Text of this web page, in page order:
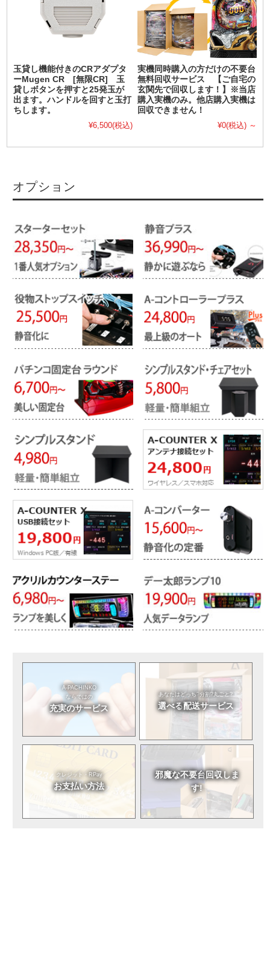
玉貸し機能付きのCRアダプタ
ーMugen CR [無限CR] 玉
貸しボタンを押すと25発玉が
出ます。ハンドルを回すと玉打
ちします。
¥6,500(税込)
実機同時購入の方だけの不要台
無料回収サービス 【ご自宅の
玄関先で回収します！】※当店
購入実機のみ。他店購入実機は
回収できません！
¥0(税込) ～
オプション
A-PACHINKO
ならではの
充実のサービス
あなたはどっち?分割?丸ごと?
選べる配送サービス
クレジット・RPay
お支払い方法
邪魔な不要台回収しま
す!